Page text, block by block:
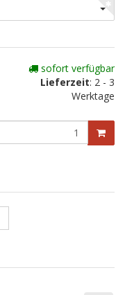
sofort verfügbar
Lieferzeit: 2 - 3
Werktage